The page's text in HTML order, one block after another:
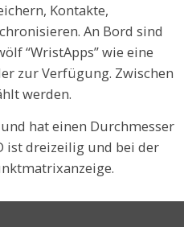
Kontakte,
An Bord sind
“WristApps” wie eine
zur Verfügung. Zwischen
werden.
hat einen Durchmesser
ist dreizeilig und bei der